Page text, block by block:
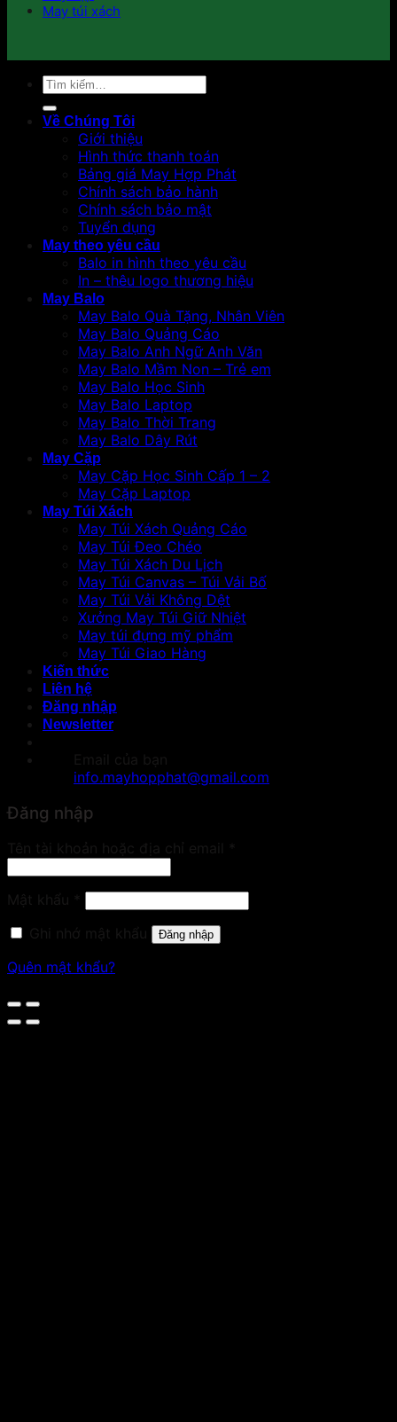
May túi xách
Tìm
kiếm:
Về Chúng Tôi
Giới thiệu
Hình thức thanh toán
Bảng giá May Hợp Phát
Chính sách bảo hành
Chính sách bảo mật
Tuyển dụng
May theo yêu cầu
Balo in hình theo yêu cầu
In – thêu logo thương hiệu
May Balo
May Balo Quà Tặng, Nhân Viên
May Balo Quảng Cáo
May Balo Anh Ngữ Anh Văn
May Balo Mầm Non – Trẻ em
May Balo Học Sinh
May Balo Laptop
May Balo Thời Trang
May Balo Dây Rút
May Cặp
May Cặp Học Sinh Cấp 1 – 2
May Cặp Laptop
May Túi Xách
May Túi Xách Quảng Cáo
May Túi Đeo Chéo
May Túi Xách Du Lịch
May Túi Canvas – Túi Vải Bố
May Túi Vải Không Dệt
Xưởng May Túi Giữ Nhiệt
May túi đựng mỹ phẩm
May Túi Giao Hàng
Kiến thức
Liên hệ
Đăng nhập
Newsletter
info.mayhopphat@gmail.com
Đăng nhập
Đăng nhập
Quên mật khẩu?